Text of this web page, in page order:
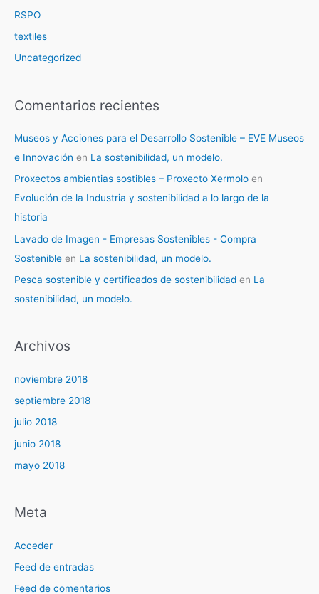
RSPO
textiles
Uncategorized
Comentarios recientes
Museos y Acciones para el Desarrollo Sostenible – EVE Museos
e Innovación en La sostenibilidad, un modelo.
Proxectos ambientias sostibles – Proxecto Xermolo en
Evolución de la Industria y sostenibilidad a lo largo de la
historia
Lavado de Imagen - Empresas Sostenibles - Compra
Sostenible en La sostenibilidad, un modelo.
Pesca sostenible y certificados de sostenibilidad en La
sostenibilidad, un modelo.
Archivos
noviembre 2018
septiembre 2018
julio 2018
junio 2018
mayo 2018
Meta
Acceder
Feed de entradas
Feed de comentarios